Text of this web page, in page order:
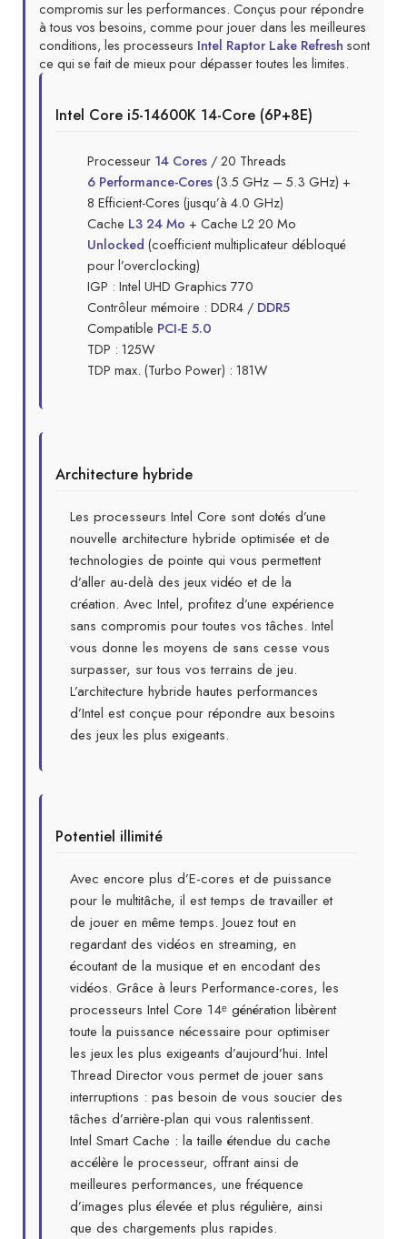
compromis sur les performances. Conçus pour répondre
à tous vos besoins, comme pour jouer dans les meilleures
conditions, les processeurs Intel Raptor Lake Refresh sont
ce qui se fait de mieux pour dépasser toutes les limites.
Intel Core i5-14600K 14-Core (6P+8E)
Processeur 14 Cores / 20 Threads
6 Performance-Cores(3.5 GHz – 5.3 GHz) +
8 Efficient-Cores (jusqu’à 4.0 GHz)
Cache L3 24 Mo + Cache L2 20 Mo
Unlocked (coefficient multiplicateur débloqué
pour l’overclocking)
IGP : Intel UHD Graphics 770
Contrôleur mémoire : DDR4 / DDR5
Compatible PCI-E 5.0
TDP : 125W
TDP max. (Turbo Power) : 181W
Architecture hybride
Les processeurs Intel Core sont dotés d’une
nouvelle architecture hybride optimisée et de
technologies de pointe qui vous permettent
d’aller au-delà des jeux vidéo et de la
création. Avec Intel, profitez d’une expérience
sans compromis pour toutes vos tâches. Intel
vous donne les moyens de sans cesse vous
surpasser, sur tous vos terrains de jeu.
L’architecture hybride hautes performances
d’Intel est conçue pour répondre aux besoins
des jeux les plus exigeants.
Potentiel illimité
Avec encore plus d’E-cores et de puissance
pour le multitâche, il est temps de travailler et
de jouer en même temps. Jouez tout en
regardant des vidéos en streaming, en
écoutant de la musique et en encodant des
vidéos. Grâce à leurs Performance-cores, les
processeurs Intel Core 14ᵉ génération libèrent
toute la puissance nécessaire pour optimiser
les jeux les plus exigeants d’aujourd’hui. Intel
Thread Director vous permet de jouer sans
interruptions : pas besoin de vous soucier des
tâches d’arrière-plan qui vous ralentissent.
Intel Smart Cache : la taille étendue du cache
accélère le processeur, offrant ainsi de
meilleures performances, une fréquence
d’images plus élevée et plus régulière, ainsi
que des chargements plus rapides.